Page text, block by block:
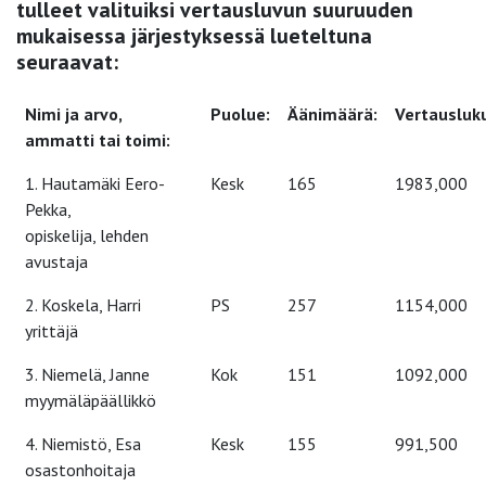
tulleet valituiksi vertausluvun suuruuden
mukaisessa järjestyksessä lueteltuna
seuraavat:
Nimi ja arvo,
ammatti tai toimi:
Puolue: Äänimäärä:
1. Hautamäki Eero-
Pekka,
opiskelija, lehden
avustaja
Kesk 165 1983,000
2. Koskela, Harri
yrittäjä
PS 257 1154,000
3. Niemelä, Janne
myymäläpäällikkö
Kok 151 1092,000
4. Niemistö, Esa
osastonhoitaja
Kesk 155 991,500